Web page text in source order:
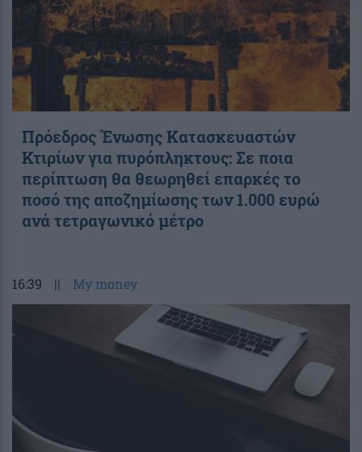
Πρόεδρος Ένωσης Κατασκευαστών
Κτιρίων για πυρόπληκτους: Σε ποια
περίπτωση θα θεωρηθεί επαρκές το
ποσό της αποζημίωσης των 1.000 ευρώ
ανά τετραγωνικό μέτρο
16:39 || My money